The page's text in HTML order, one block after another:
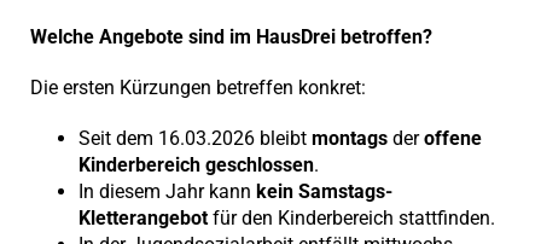
Welche Angebote sind im HausDrei betroffen?
Die ersten Kürzungen betreffen konkret:
Seit dem 16.03.2026 bleibt montagsderoffene
Kinderbereich geschlossen.
In diesem Jahr kann kein Samstags-
Kletterangebot für den Kinderbereich stattfinden.